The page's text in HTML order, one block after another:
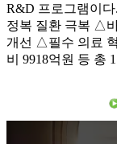
R&D 프로그램이
정복 질환 극복 △
개선 △필수 의료
비 9918억원 등 총